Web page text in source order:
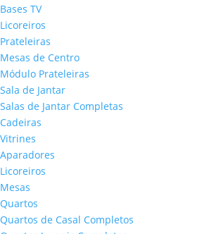
Bases TV
Licoreiros
Prateleiras
Mesas de Centro
Módulo Prateleiras
Sala de Jantar
Salas de Jantar Completas
Cadeiras
Vitrines
Aparadores
Licoreiros
Mesas
Quartos
Quartos de Casal Completos